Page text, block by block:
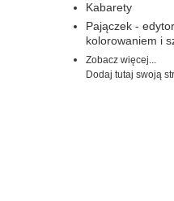
Kabarety
Pajączek -
kolorowaniem i
Zobacz więcej...
Dodaj tutaj swoją